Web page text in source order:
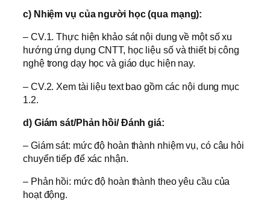
c) Nhiệm vụ của người học (qua mạng):
– CV.1. Thực hiện khảo sát nội dung về một số xu
hướng ứng dụng CNTT, học liệu số và thiết bị công
nghệ trong dạy học và giáo dục hiện nay.
– CV.2. Xem tài liệu text bao gồm các nội dung mục
1.2.
d) Giám sát/Phản hồi/ Đánh giá:
– Giám sát: mức độ hoàn thành nhiệm vụ, có câu hỏi
chuyển tiếp để xác nhận.
– Phản hồi: mức độ hoàn thành theo yêu cầu của
hoạt động.